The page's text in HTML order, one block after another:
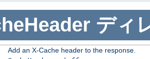
ディ
Add an X-Cache header to the response.